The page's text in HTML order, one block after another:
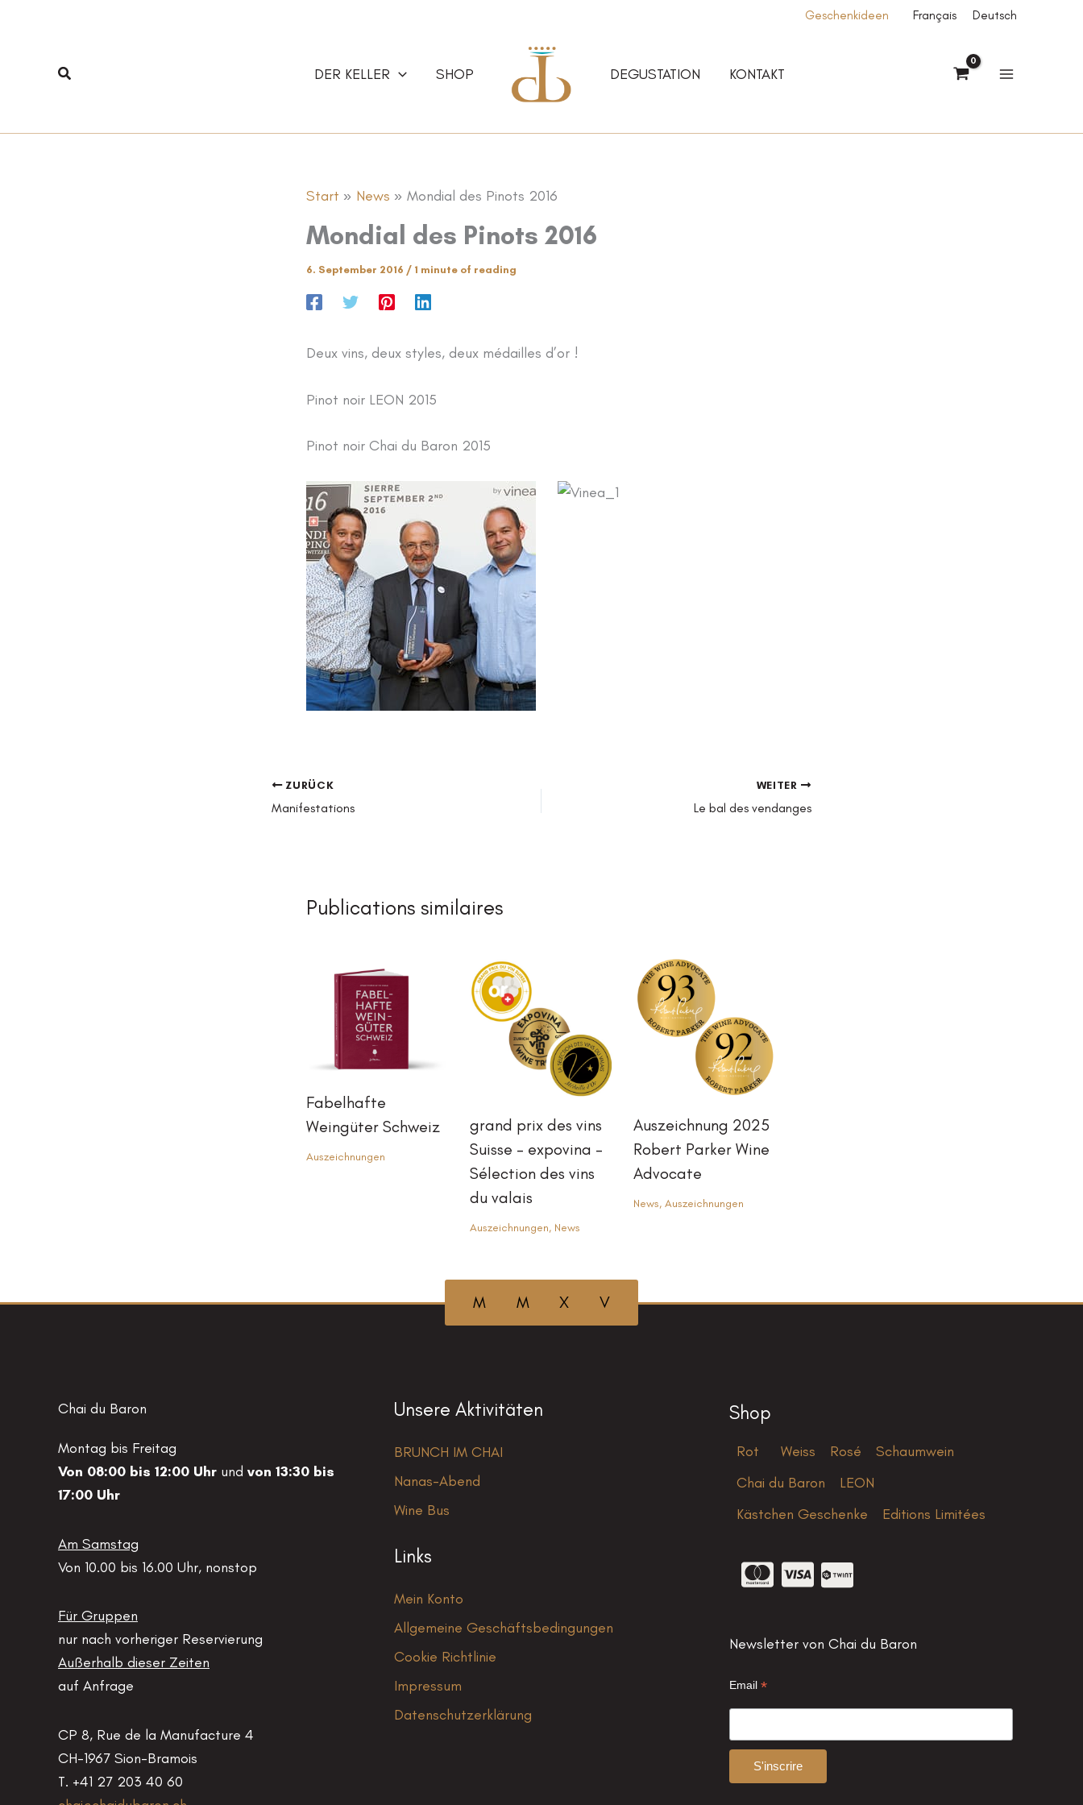
Geschenkideen Français Deutsch
Suchen DER KELLER SHOP DEGUSTATION KONTAKT
Start News Mondial des Pinots 2016
Mondial des Pinots 2016
6. September 2016 / 1 minute of reading
Deux vins, deux styles, deux médailles d’or !
Pinot noir LEON 2015
Pinot noir Chai du Baron 2015
ZURÜCK
Manifestations
WEITER
Le bal des vendanges
Publications similaires
Fabelhafte
Weingüter Schweiz
Auszeichnungen
grand prix des vins
Suisse – expovina –
Sélection des vins
du valais
Auszeichnungen, News
Auszeichnung 2025
Robert Parker Wine
Advocate
News, Auszeichnungen
M M X V
Chai du Baron
Montag bis Freitag
Von 08:00 bis 12:00 Uhr und von 13:30 bis
17:00 Uhr
Am Samstag
Von 10.00 bis 16.00 Uhr, nonstop
Für Gruppen
nur nach vorheriger Reservierung
Außerhalb dieser Zeiten
auf Anfrage
CP 8, Rue de la Manufacture 4
CH-1967 Sion-Bramois
T. +41 27 203 40 60
Unsere Aktivitäten
BRUNCH IM CHAI
Nanas-Abend
Wine Bus
Links
Mein Konto
Allgemeine Geschäftsbedingungen
Cookie Richtlinie
Impressum
Datenschutzerklärung
Shop
Rot Weiss Rosé
Schaumwein
Chai du Baron
LEON
Kästchen Geschenke
Editions Limitées
Newsletter von Chai du Baron
Email*